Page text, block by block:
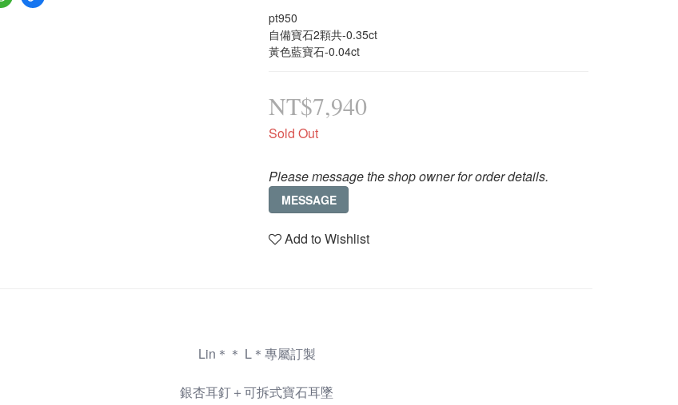
pt950
自備寶石2顆共-0.35ct
黃色藍寶石-0.04ct
NT$7,940
Sold Out
Please message the shop owner for order details.
MESSAGE
Add to Wishlist
Lin＊＊ L＊專屬訂製
銀杏耳釘＋可拆式寶石耳墜